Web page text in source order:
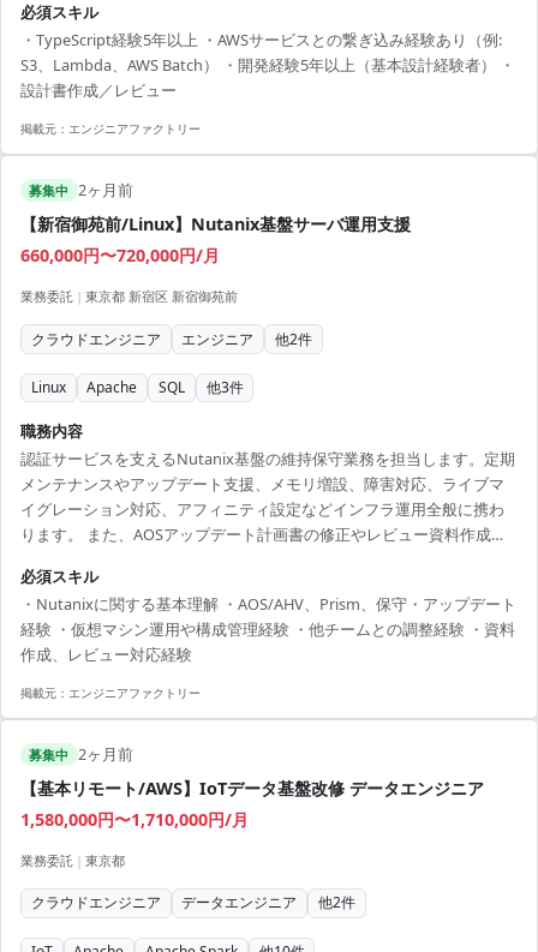
発に加え、生成AIやデータ分析関連技術にも触れられる環境です。
【技術スタック】 ・開発言語：TypeScript、Python ・フロントエン
ド：next、React.js ・バックエンド：node.js ・インフラ：AWS、
Docker ・AI関連：OpenAI ・データ分析：P...
必須スキル
・TypeScript経験5年以上 ・AWSサービスとの繋ぎ込み経験あり（例:
S3、Lambda、AWS Batch） ・開発経験5年以上（基本設計経験者） ・
設計書作成／レビュー
掲載元： エンジニアファクトリー
募集中 2ヶ月前
【新宿御苑前/Linux】Nutanix基盤サーバ運用支援
660,000円〜720,000円/月
業務委託 | 東京都 新宿区 新宿御苑前
クラウドエンジニア エンジニア 他2件
Linux Apache SQL 他3件
職務内容
認証サービスを支えるNutanix基盤の維持保守業務を担当します。定期
メンテナンスやアップデート支援、メモリ増設、障害対応、ライブマ
イグレーション対応、アフィニティ設定などインフラ運用全般に携わ
ります。 また、AOSアップデート計画書の修正やレビュー資料作成、
ト推進も担当します。 【技術スタック】 ・OS：Linux ・Webサーバ：
Apache ・APサーバ：Tomcat ・DB：PostgreSQL ・仮想基盤：
Nutanix / VMware 【利用ツール】 ・Prism Central ・Prism Element
・AOS ・AHV ・IPMI ・C...
必須スキル
・Nutanixに関する基本理解 ・AOS/AHV、Prism、保守・アップデート
経験 ・仮想マシン運用や構成管理経験 ・他チームとの調整経験 ・資料
作成、レビュー対応経験
掲載元： エンジニアファクトリー
募集中 2ヶ月前
【基本リモート/AWS】IoTデータ基盤改修 データエンジニア
1,580,000円〜1,710,000円/月
業務委託 | 東京都
クラウドエンジニア データエンジニア 他2件